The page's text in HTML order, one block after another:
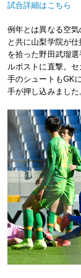
試合詳細はこちら
例年とは異なる空
と共に山梨学院が
を拾った野田武瑠
ルポストに直撃。
手のシュートもGK
手が押し込みました